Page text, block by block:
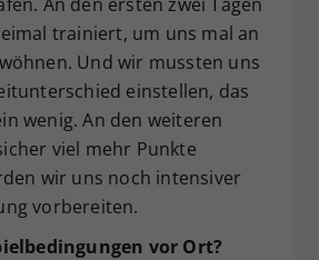
trainiert, um uns mal an
Und wir mussten uns
einstellen, das
wenig. An den weiteren
viel mehr Punkte
wir uns noch intensiver
vorbereiten.
vor Ort?